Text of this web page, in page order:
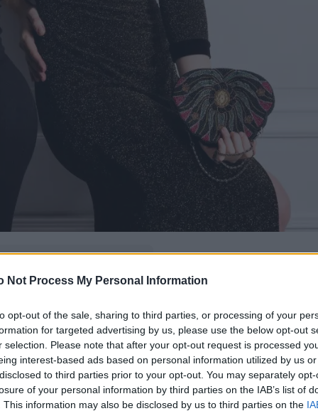
Not Process My Personal Information
opt-out of the sale, sharing to third parties, or processing of your
for targeted advertising by us, please use the below opt-out
selection. Please note that after your opt-out request is processed
interest-based ads based on personal information utilized by us
to third parties prior to your opt-out. You may separately
of your personal information by third parties on the IAB’s list of
This information may also be disclosed by us to third parties on the
πιο συχνά
μια μοναδική αύρα
Οι ζεστές
που συνδυάζουν
αναζητάς το ιδανικό